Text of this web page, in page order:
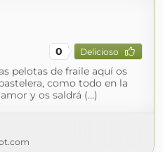
0 Delicioso
pelotas de fraile aquí os
como todo en la
y os saldrá (...)